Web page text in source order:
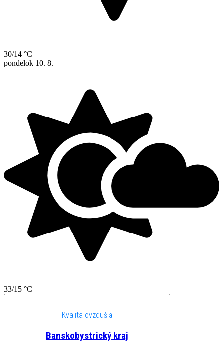
30/14 °C
pondelok 10. 8.
33/15 °C
Kvalita ovzdušia
Banskobystrický kraj